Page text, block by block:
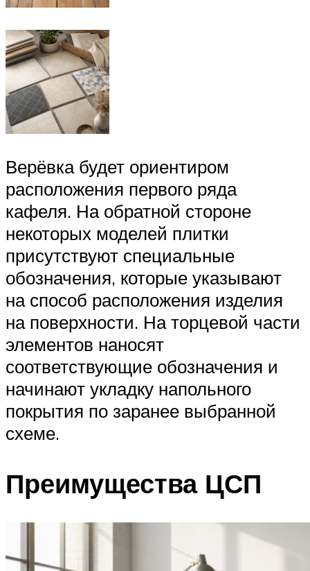
Верёвка будет ориентиром
расположения первого ряда
кафеля. На обратной стороне
некоторых моделей плитки
присутствуют специальные
обозначения, которые указывают
на способ расположения изделия
на поверхности. На торцевой части
элементов наносят
соответствующие обозначения и
начинают укладку напольного
покрытия по заранее выбранной
схеме.
Преимущества ЦСП